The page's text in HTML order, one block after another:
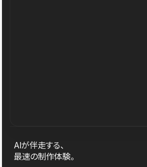
AIが伴走する、
最速の制作体験。